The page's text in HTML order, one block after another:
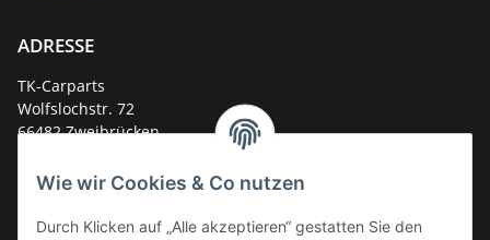
Wie wir Cookies & Co nutzen
Durch Klicken auf „Alle akzeptieren“ gestatten Sie den
ADRESSE
TK-Carparts
Wolfslochstr. 72
66482 Zweibrücken
Service-Hotline +49 (0)6332 - 48 58 48
E-Mail:mail@tk-carparts.de